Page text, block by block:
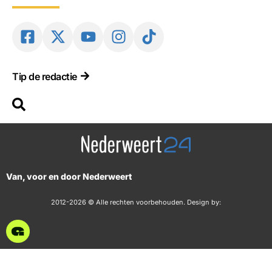
Tip de redactie
Van, voor en door Nederweert
2012-2026 © Alle rechten voorbehouden. Design by: